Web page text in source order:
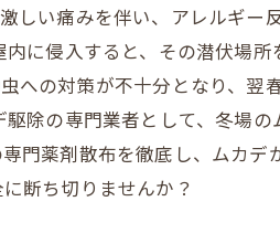
い痛みを伴い、アレルギー
に侵入すると、その潜伏場
の対策が不十分となり、翌
除の専門業者として、冬場
門薬剤散布を徹底し、ムカデ
断ち切りませんか？